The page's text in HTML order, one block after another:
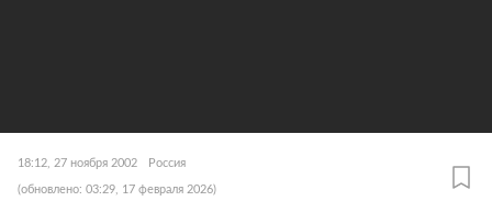
18:12, 27 ноября 2002 Россия
(обновлено: 03:29, 17 февраля 2026)